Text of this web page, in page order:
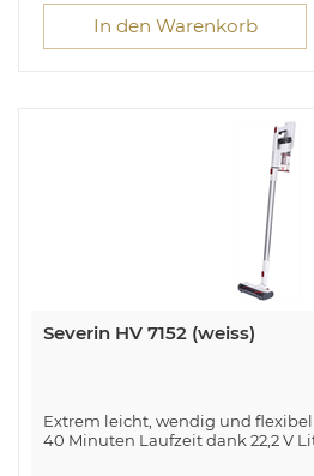
In den Warenkorb
Severin HV 7152 (weiss)
Extrem leicht, wendig und
40 Minuten Laufzeit dank 22,2 V